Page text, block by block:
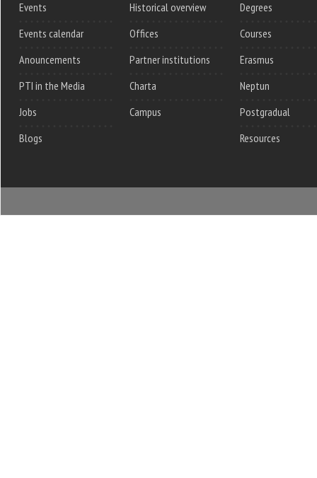
Events
Events calendar
Anouncements
PTI in the Media
Jobs
Blogs
Historical overview
Offices
Partner institutions
Charta
Campus
Degrees
Courses
Erasmus
Neptun
Postgradual
Resources